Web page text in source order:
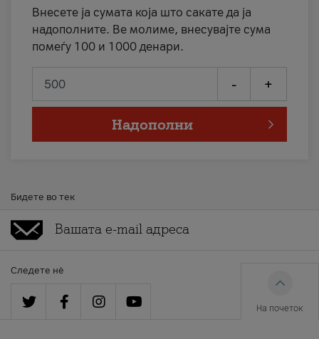
Внесете ја сумата која што сакате да ја
надополните. Ве молиме, внесувајте сума
помеѓу 100 и 1000 денари.
- +
Надополни
Бидете во тек
Следете нè
На почеток